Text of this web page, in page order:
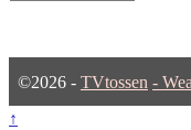
©2026 - TVtossen -
↑